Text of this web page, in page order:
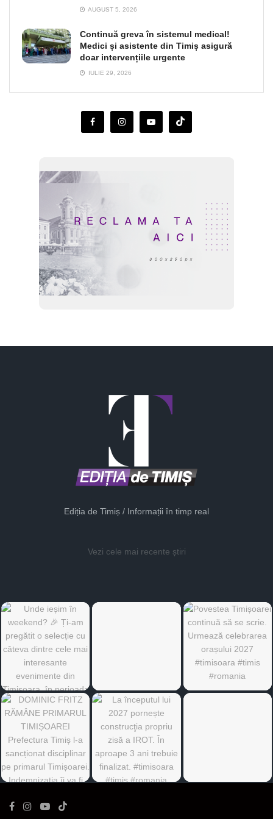
AUGUST 5, 2026
Continuă greva în sistemul medical!
Medici și asistente din Timiș asigură
doar intervențiile urgente
IULIE 29, 2026
Ediția de Timiș / Informații în timp real
Vezi cele mai recente știri